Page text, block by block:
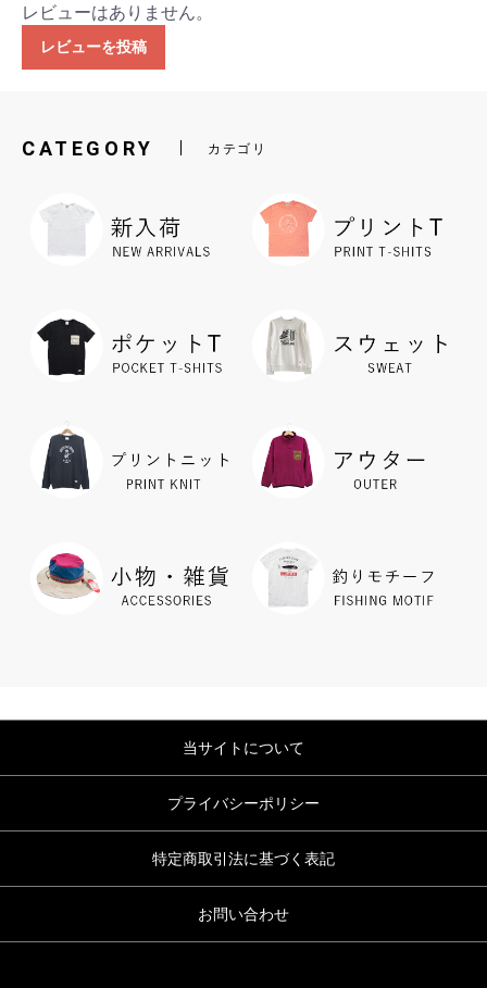
レビューはありません。
レビューを投稿
CATEGORY カテゴリ
当サイトについて
プライバシーポリシー
特定商取引法に基づく表記
お問い合わせ